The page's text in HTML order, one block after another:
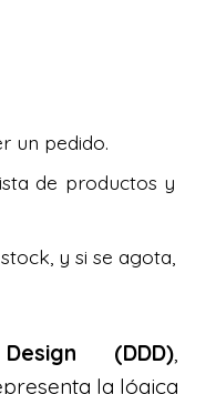
un pedido.
de productos y
y si se agota,
(DDD),
la lógica